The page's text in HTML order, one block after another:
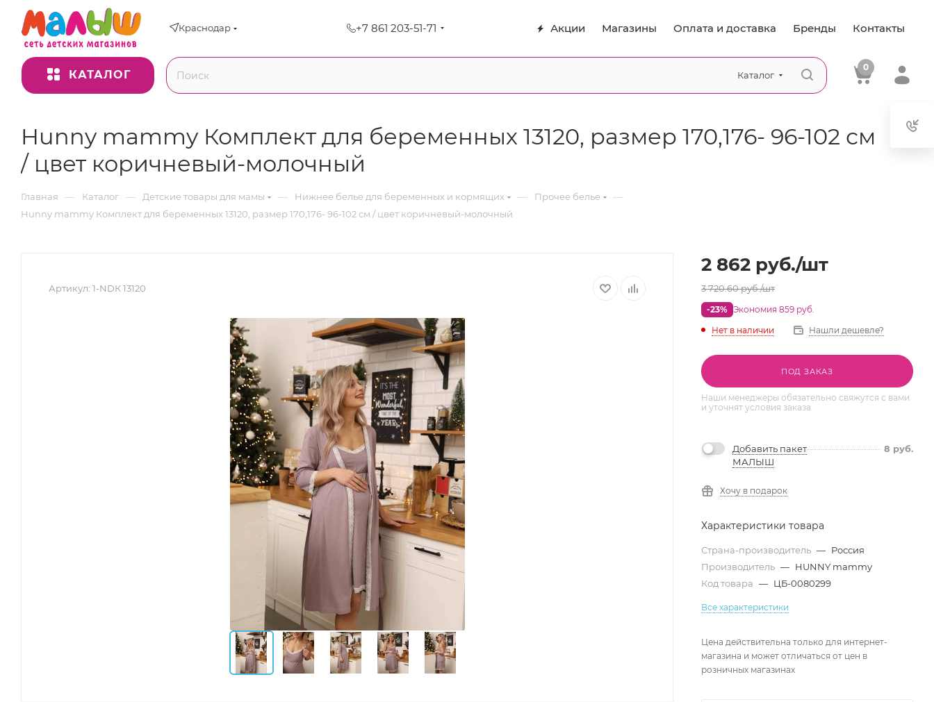
Краснодар +7 861 203-51-71 Акции Магазины Оплата и доставка Бренды Контакты
КАТАЛОГ Каталог
0
Hunny mammy Комплект для беременных 13120, размер 170,176- 96-102 см
/ цвет коричневый-молочный
Главная — Каталог — Детские товары для мамы — Нижнее белье для беременных и кормящих — Прочее белье —
Hunny mammy Комплект для беременных 13120, размер 170,176- 96-102 см / цвет коричневый-молочный
Артикул: 1-NDК 13120
2 862 руб./шт
3 720.60руб./шт
-23% Экономия 859 руб.
Нет в наличии
Нашли дешевле?
ПОД ЗАКАЗ
Наши менеджеры обязательно свяжутся с вами
и уточнят условия заказа
Добавить пакет
МАЛЫШ
8 руб.
Хочу в подарок
Характеристики товара
Страна-производитель — Россия
Производитель — HUNNY mammy
Код товара — ЦБ-0080299
Все характеристики
Цена действительна только для интернет-
магазина и может отличаться от цен в
розничных магазинах